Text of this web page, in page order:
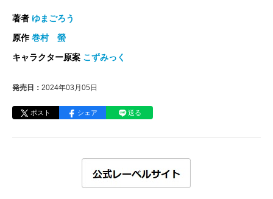
著者 ゆまごろう
原作巻村 螢
キャラクター原案 こずみっく
発売日： 2024年03月05日
ポスト シェア 送る